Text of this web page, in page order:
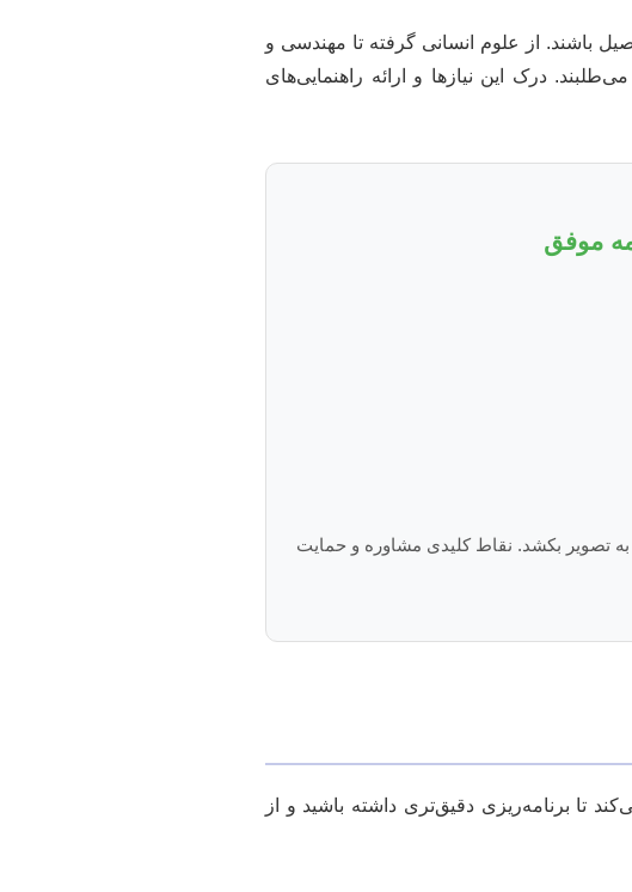
باشند. از علوم انسانی گرفته تا مهندسی و
درک این نیازها و ارائه راهنمایی‌های
موفق
تصویر بکشد. نقاط کلیدی مشاوره و حمایت
تا برنامه‌ریزی دقیق‌تری داشته باشید و از